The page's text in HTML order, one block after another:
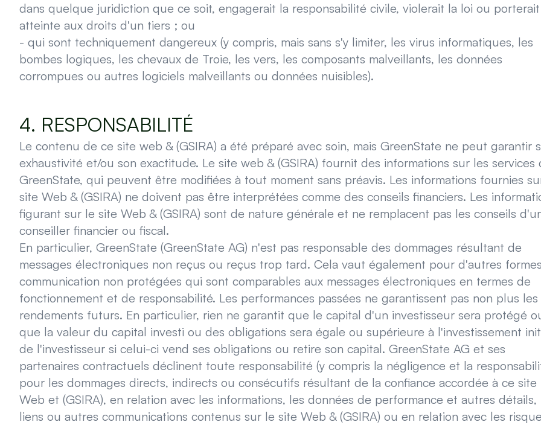
dans quelque juridiction que ce soit, engagerait la responsabilité civile, violerait la loi ou porterait
atteinte aux droits d'un tiers ; ou
- qui sont techniquement dangereux (y compris, mais sans s'y limiter, les virus informatiques, les
bombes logiques, les chevaux de Troie, les vers, les composants malveillants, les données
corrompues ou autres logiciels malveillants ou données nuisibles).
4. RESPONSABILITÉ
Le contenu de ce site web & (GSIRA) a été préparé avec soin, mais GreenState ne peut garantir
exhaustivité et/ou son exactitude. Le site web & (GSIRA) fournit des informations sur les services
GreenState, qui peuvent être modifiées à tout moment sans préavis. Les informations fournies
site Web & (GSIRA) ne doivent pas être interprétées comme des conseils financiers. Les
figurant sur le site Web & (GSIRA) sont de nature générale et ne remplacent pas les conseils
conseiller financier ou fiscal.
En particulier, GreenState (GreenState AG) n'est pas responsable des dommages résultant de
messages électroniques non reçus ou reçus trop tard. Cela vaut également pour d'autres
communication non protégées qui sont comparables aux messages électroniques en termes de
fonctionnement et de responsabilité. Les performances passées ne garantissent pas non plus les
rendements futurs. En particulier, rien ne garantit que le capital d'un investisseur sera protégé
que la valeur du capital investi ou des obligations sera égale ou supérieure à l'investissement
de l'investisseur si celui-ci vend ses obligations ou retire son capital. GreenState AG et ses
partenaires contractuels déclinent toute responsabilité (y compris la négligence et la
pour les dommages directs, indirects ou consécutifs résultant de la confiance accordée à ce site
Web et (GSIRA), en relation avec les informations, les données de performance et autres détails,
liens ou autres communications contenus sur le site Web & (GSIRA) ou en relation avec les